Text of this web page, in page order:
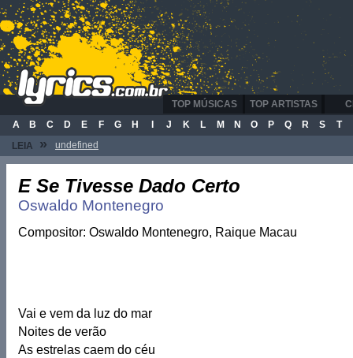
TOP ARTISTAS
TOP MÚSICAS
A
B C D E F G H J K L M N O P Q R S T
LEIA
» undefined
E Se Tivesse Dado Certo
Oswaldo Montenegro
Compositor: Oswaldo Montenegro, Raique Macau
Vai e vem da luz do mar
Noites de verão
As estrelas caem do céu